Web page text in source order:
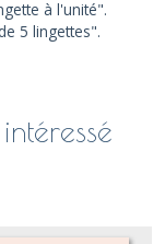
à l'unité".
5 lingettes".